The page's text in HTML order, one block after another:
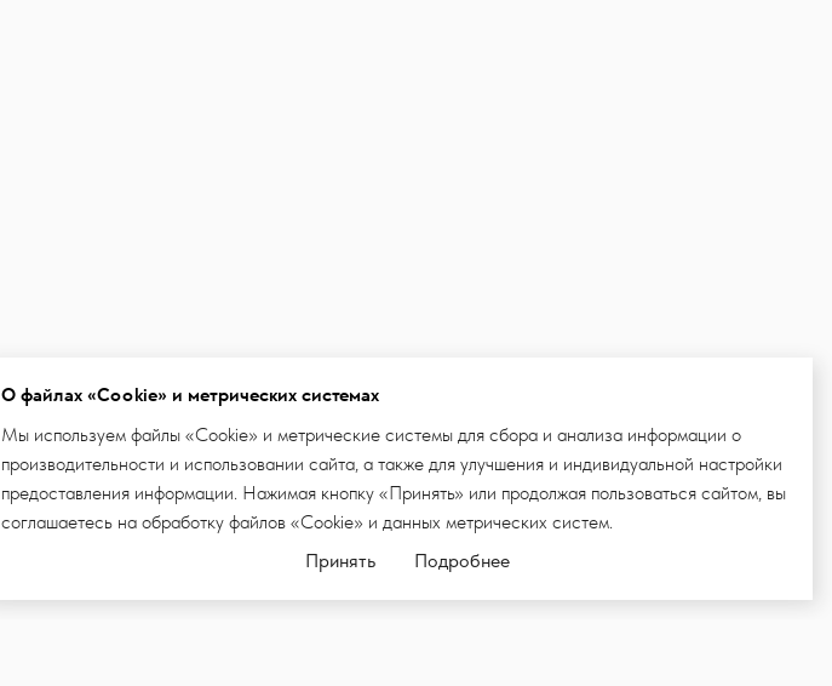
О файлах «Cookie» и метрических системах
Мы используем файлы «Cookie» и метрические системы для сбора и анализа информации о
производительности и использовании сайта, а также для улучшения и индивидуальной настройки
предоставления информации. Нажимая кнопку «Принять» или продолжая пользоваться сайтом, вы
соглашаетесь на обработку файлов «Cookie» и данных метрических систем.
Принять
Подробнее